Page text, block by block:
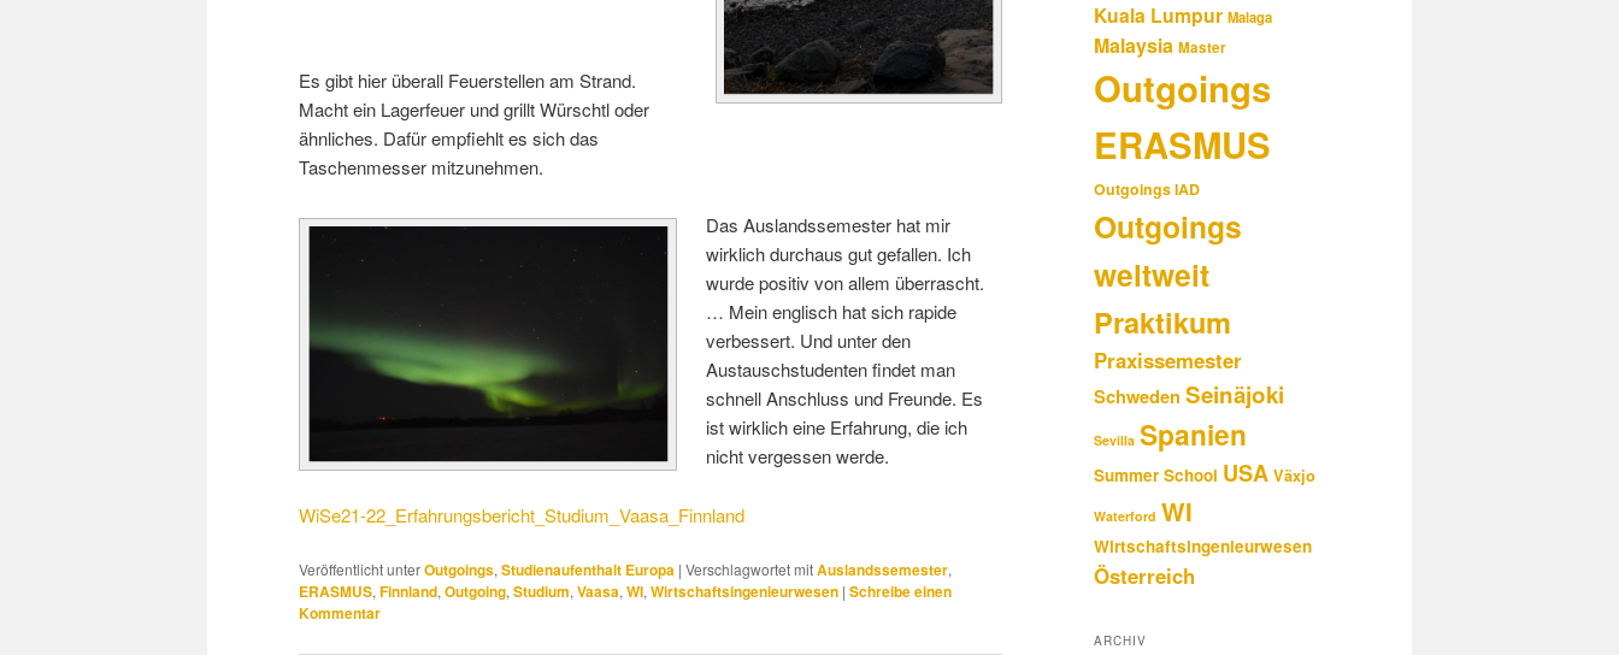
Es gibt hier überall Feuerstellen am Strand.
Macht ein Lagerfeuer und grillt Würschtl oder
ähnliches. Dafürempfiehltes sich das
Taschenmesser mitzunehmen.
Das Auslandssemester hat mir
wirklich durchaus gut gefallen. Ich
wurde positiv von allem überrascht.
… Mein englisch hat sich rapide
verbessert. Und unter den
Austauschstudenten findet man
schnell Anschluss und Freunde. Es
ist wirklich eine Erfahrung, die ich
nicht vergessen werde.
WiSe21-22_Erfahrungsbericht_Studium_Vaasa_Finnland
Veröffentlicht unterOutgoings, Studienaufenthalt Europa | Verschlagwortet mitAuslandssemester,
ERASMUS, Finnland, Outgoing, Studium, Vaasa, WI, Wirtschaftsingenieurwesen | Schreibe einen
Kommentar
Kuala Lumpur Malaga
Malaysia Master
Outgoings
ERASMUS
Outgoings IAD
Outgoings
weltweit
Praktikum
Praxissemester
Schweden Seinäjoki
Sevilla Spanien
Summer School USA Växjo
Waterford WI
Wirtschaftsingenieurwesen
Österreich
ARCHIV